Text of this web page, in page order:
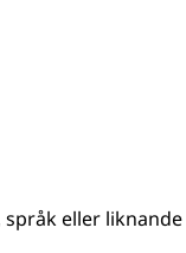
eller liknande